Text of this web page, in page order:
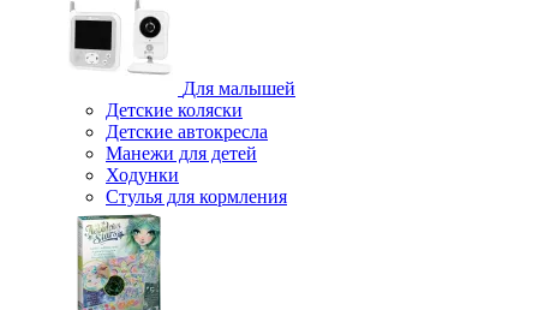
Для малышей
Детские коляски
Детские автокресла
Манежи для детей
Ходунки
Стулья для кормления